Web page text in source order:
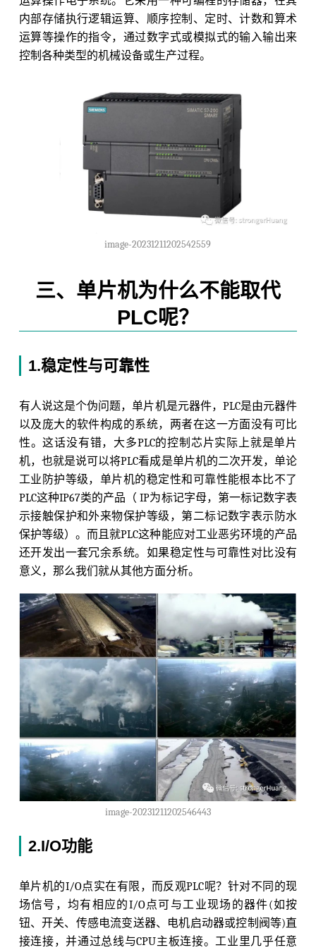
内部存储执行逻辑运算、顺序控制、定时、计数和算术
运算等操作的指令，通过数字式或模拟式的输入输出来
控制各种类型的机械设备或生产过程。
image-20231211202542559
三、单片机为什么不能取代
PLC呢？
1.稳定性与可靠性
有人说这是个伪问题，单片机是元器件，PLC是由元器件
以及庞大的软件构成的系统，两者在这一方面没有可比
性。这话没有错，大多PLC的控制芯片实际上就是单片
机，也就是说可以将PLC看成是单片机的二次开发，单论
工业防护等级，单片机的稳定性和可靠性能根本比不了
PLC这种IP67类的产品（ IP为标记字母，第一标记数字表
示接触保护和外来物保护等级，第二标记数字表示防水
保护等级）。而且就PLC这种能应对工业恶劣环境的产品
还开发出一套冗余系统。如果稳定性与可靠性对比没有
意义，那么我们就从其他方面分析。
image-20231211202546443
2.I/O功能
单片机的I/O点实在有限，而反观PLC呢？针对不同的现
场信号，均有相应的I/O点可与工业现场的器件(如按
钮、开关、传感电流变送器、电机启动器或控制阀等)直
接连接，并通过总线与CPU主板连接。工业里几乎任意